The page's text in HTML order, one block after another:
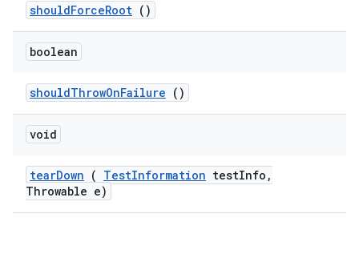
shouldForceRoot ()
boolean
shouldThrowOnFailure ()
void
tearDown ( TestInformation testInfo ,
Throwable e)